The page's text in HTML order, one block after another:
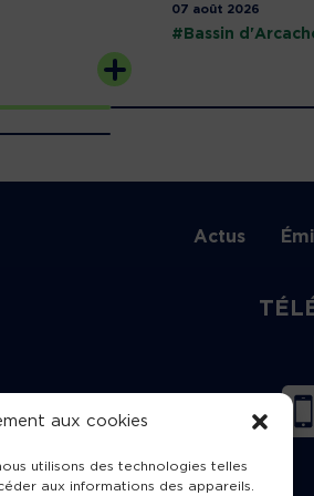
aux cookies
utilisons des technologies telles
aux informations des appareils.
07 août 2026
#Bassin
Actus